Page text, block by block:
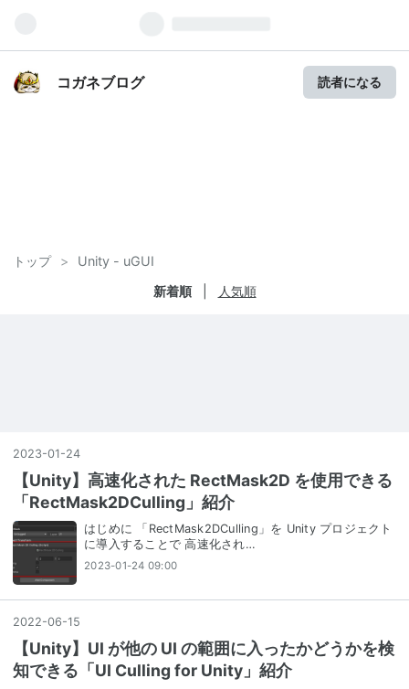
コガネブログ 読者になる
トップ >
Unity - uGUI
新着順
人気順
2023-01 -24
【Unity】高速化された RectMask2D を使用できる
「RectMask2DCulling」紹介
はじめに 「RectMask2DCulling」を Unity プロジェクト
に導入することで 高速化され…
2023-01-24 09:00
2022-06-15
【Unity】UI が他の UI の範囲に入ったかどうかを検
知できる「UI Culling for Unity」紹介